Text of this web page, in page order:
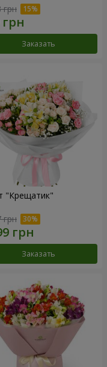
грн
Заказать
"Крещатик"
грн
Заказать